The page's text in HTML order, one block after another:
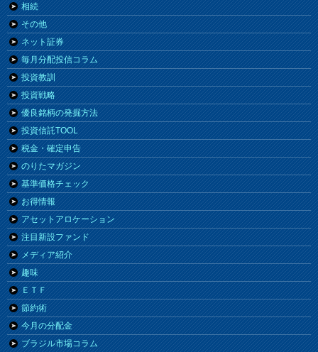
相続
その他
ネット証券
毎月分配投信コラム
投資教訓
投資戦略
優良銘柄の発掘方法
投資信託TOOL
税金・確定申告
のりたマガジン
基準価格チェック
お得情報
アセットアロケーション
注目新設ファンド
メディア紹介
趣味
ＥＴＦ
節約術
今月の分配金
ブラジル市場コラム